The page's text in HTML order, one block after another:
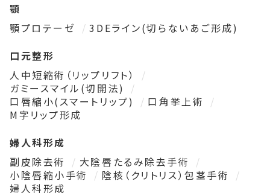
顎
顎プロテーゼ
3DEライン(切らないあご形成)
口元整形
人中短縮術（リップリフト）
ガミースマイル(切開法)
口唇縮小(スマートリップ)
口角挙上術
M字リップ形成
婦人科形成
副皮除去術
大陰唇たるみ除去手術
小陰唇縮小手術
陰核（クリトリス）包茎手術
婦人科形成